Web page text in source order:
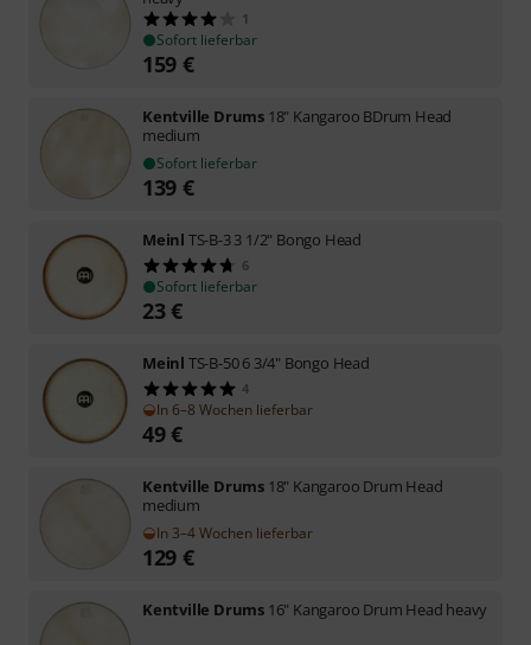
1
Sofort lieferbar
159 €
Kentville Drums 18" Kangaroo BDrum Head
medium
Sofort lieferbar
139 €
Meinl TS-B-3 3 1/2" Bongo Head
6
Sofort lieferbar
23€
Meinl TS-B-50 6 3/4" Bongo Head
4
In 6–8 Wochen lieferbar
49€
Kentville Drums 18" Kangaroo Drum Head
medium
In 3–4 Wochen lieferbar
129 €
Kentville Drums 16" Kangaroo Drum Head heavy